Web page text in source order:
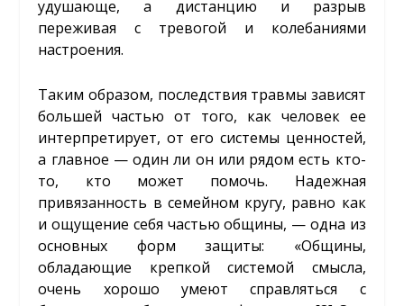
удушающе, а дистанцию и разрыв
переживая с тревогой и колебаниями
настроения.
Таким образом, последствия травмы зависят
большей частью от того, как человек ее
интерпретирует, от его системы ценностей,
а главное — один ли он или рядом есть кто-
то, кто может помочь. Надежная
привязанность в семейном кругу, равно как
и ощущение себя частью общины, — одна из
основных форм защиты: «Общины,
обладающие крепкой системой смысла,
очень хорошо умеют справляться с